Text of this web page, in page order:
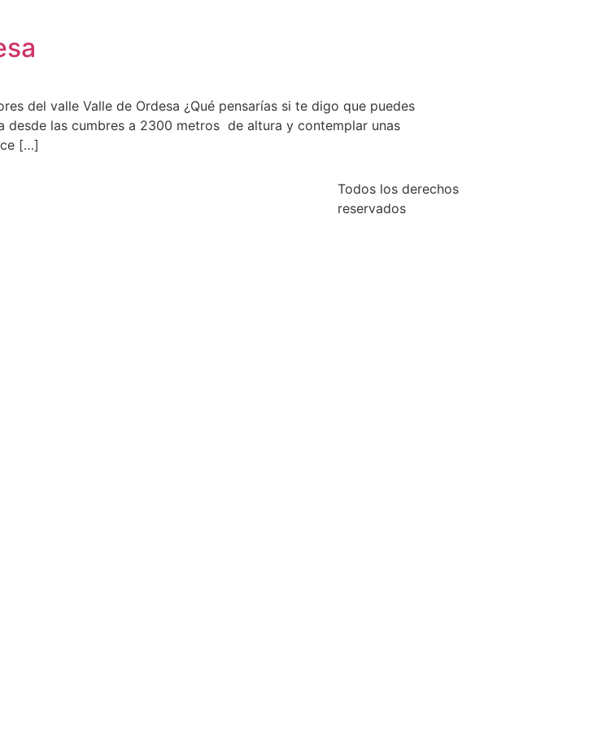
del valle Valle de Ordesa ¿Qué pensarías si te digo que puedes
desde las cumbres a 2300 metros de altura y contemplar unas
[…]
Todos los derechos
reservados